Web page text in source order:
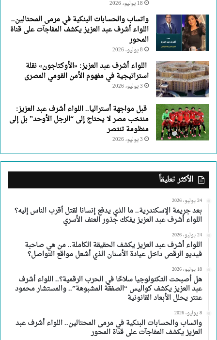
18 يوليو، 2026
واتساب والحسابات البنكية في مرمى المحتالين..
اللواء أشرف عبد العزيز يكشف المفاجآت على قناة
المحور
8 يوليو، 2026
اللواء أشرف عبد العزيز: «الأوكتاجون» نقلة
استراتيجية في مفهوم الأمن القومي المصرى
3 يوليو، 2026
قبل مواجهة أستراليا.. اللواء أشرف عبد العزيز:
منتخب مصر لا يحتاج إلى “الرجل الأوحد” بل إلى
منظومة تنتصر
3 يوليو، 2026
الأكثر تعليقاً
24 يوليو، 2026
بعد جريمة الإسكندرية.. ما الذي يدفع إنسانا لقتل أقرب الناس إليه؟
اللواء أشرف عبد العزيز يفكك جذور العنف الأسري
24 يوليو، 2026
اللواء أشرف عبد العزيز يكشف الحقيقة الكاملة.. من هي صاحبة
فيديو الرقص داخل عيادة الأسنان الذي أشعل مواقع التواصل؟
18 يوليو، 2026
هل أصبحت التكنولوجيا سلاحًا في الحرب الرقمية؟.. اللواء أشرف
عبد العزيز يكشف كواليس “الصفقة المشبوهة”.. والمستشار محمود
عنتر يحلل الأبعاد القانونية
8 يوليو، 2026
واتساب والحسابات البنكية في مرمى المحتالين.. اللواء أشرف عبد
العزيز يكشف المفاجآت على قناة المحور